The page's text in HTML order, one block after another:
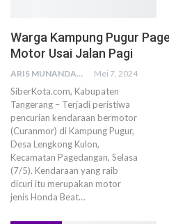
Warga Kampung Pugur
Motor Usai Jalan Pagi
ARIS MUNANDAR Mei 7, 2024
SiberKota.com, Kabupaten
Tangerang – Terjadi peristiwa
pencurian kendaraan bermotor
(Curanmor) di Kampung Pugur,
Desa Lengkong Kulon,
Kecamatan Pagedangan, Selasa
(7/5). Kendaraan yang raib
dicuri itu merupakan motor
jenis Honda Beat…